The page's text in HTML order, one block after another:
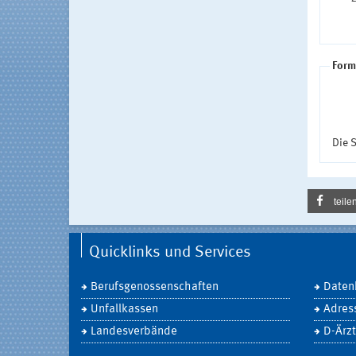
Die
Quicklinks und Services
Berufsgenossenschaften
Unfallkassen
Landesverbände
D-